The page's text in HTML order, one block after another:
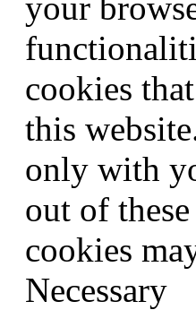
cookies
this
only with
out of
cookies
Necessary